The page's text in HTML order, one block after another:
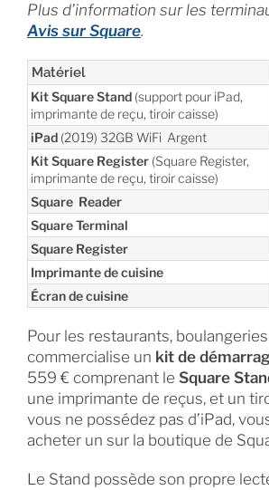
Plus d’information sur les
Avis sur Square.
Matériel
Kit Square Stand (support pour iPad,
imprimante de reçu, tiroir caisse)
iPad(2019) 32GB WiFi Argent
Kit Square Register(Square Register,
imprimante de reçu, tiroir caisse)
Square Reader
Square Terminal
Square Register
Imprimante de cuisine
Écran de cuisine
Pour les restaurants,
commercialise un kit de
559 € comprenant le Square
une imprimante de reçus, et un
vous ne possédez pas d’iPad,
acheter un sur la boutique de
Le Stand possède son propre